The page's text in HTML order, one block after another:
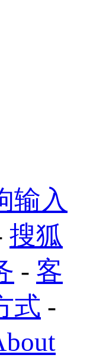
输入
搜狐
- 客
式 -